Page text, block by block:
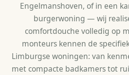
Engelmanshoven, of in een
burgerwoning — wij
comfortdouche volledig op
monteurs kennen de
Limburgse woningen: van
met compacte badkamers tot